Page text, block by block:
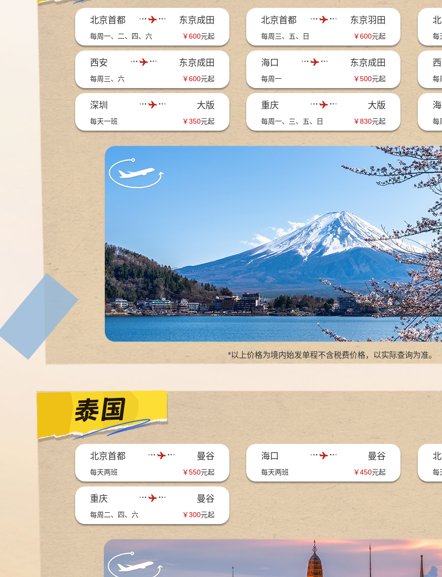
北京首都 东京成田
每周一、二、四、六 ￥600元起
北京首都 东京羽田
每周三、五、日 ￥600元起 每
西安 东京成田
每周三、六 ￥600元起
海口 东京成田
每周一 ￥500元起 每
深圳 大版
每天一班 ￥350元起
重庆 大版
每周一、三、五、日 ￥830元起 每
*以上价格为境内始发单程不含税费价格，以实际查询为准。
北京首都 曼谷
每天两班 ￥550元起
海口 曼谷
每天两班 ￥450元起 每
重庆 曼谷
每周二、四、六 ￥300元起